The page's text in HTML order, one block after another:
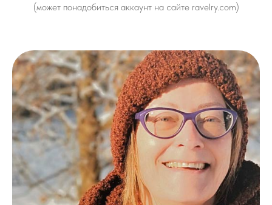
(может понадобиться аккаунт на сайте ravelry.com)